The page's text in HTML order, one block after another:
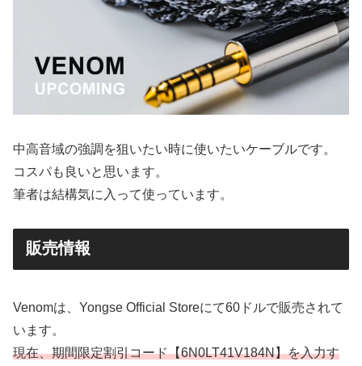
中高音域の強調を狙いたい時に使いたいケーブルです。
コスパも良いと思います。
筆者は結構気に入って使っています。
販売情報
Venomは、Yongse Official Storeにて60ドルで販売されて
います。
現在、期間限定割引コード【6N0LT41V184N】を入力す